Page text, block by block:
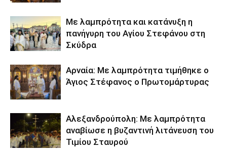
Με λαμπρότητα και κατάνυξη η
πανήγυρη του Αγίου Στεφάνου στη
Σκύδρα
Αρναία: Με λαμπρότητα τιμήθηκε ο
Άγιος Στέφανος ο Πρωτομάρτυρας
Αλεξανδρούπολη: Με λαμπρότητα
αναβίωσε η βυζαντινή λιτάνευση του
Τιμίου Σταυρού